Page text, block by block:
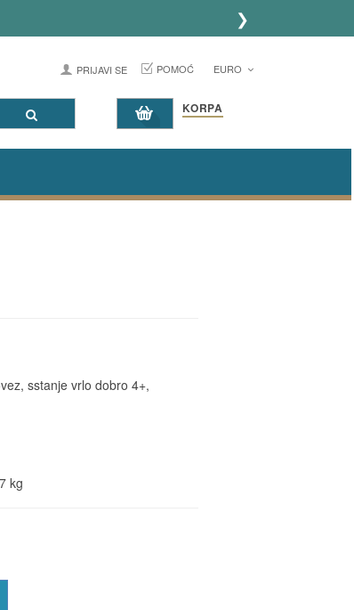
❯
PRIJAVI SE POMOĆ EURO
KORPA
sstanje vrlo dobro 4+,
kg